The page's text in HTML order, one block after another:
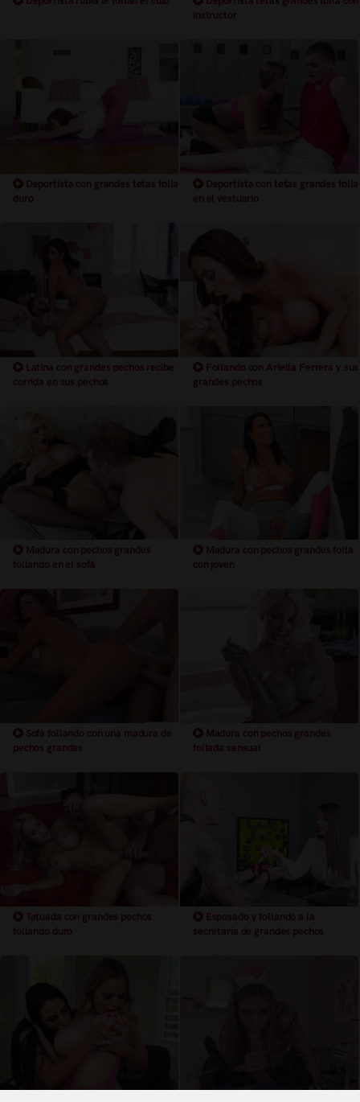
instructor
Deportista con grandes tetas folla
duro
Deportista con tetas grandes folla
en el vestuario
Latina con grandes pechos recibe
corrida en sus pechos
Follando con Ariella Ferrera y sus
grandes pechos
Madura con pechos grandes
follando en el sofá
Madura con pechos grandes folla
con joven
Sofá follando con una madura de
pechos grandes
Madura con pechos grandes
follada sensual
Tatuada con grandes pechos
follando duro
Esposado y follando a la
secretaria de grandes pechos